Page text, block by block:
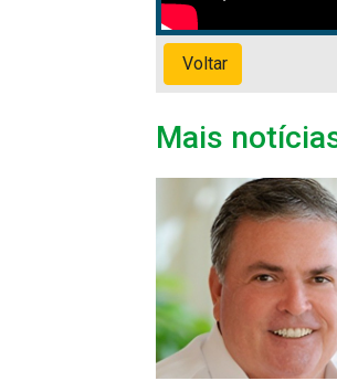
Voltar
Mais